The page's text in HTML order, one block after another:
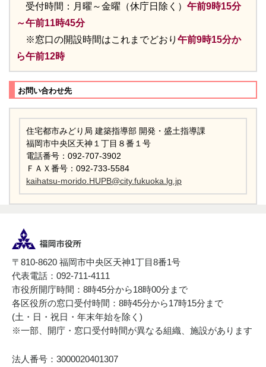
受付時間：月曜～金曜（休庁日除く） 午前9時15分
～午前11時45分
※窓口の開設時間はこれまでどおり 午前9時15分か
ら午前12時
お問い合わせ先
住宅都市みどり局 建築指導部 開発・盛土指導課
福岡市中央区天神１丁目８番１号
電話番号：092-707-3902
ＦＡＸ番号：092-733-5584
kaihatsu-morido.HUPB@city.fukuoka.lg.jp
〒810-8620 福岡市中央区天神1丁目8番1号
代表電話：092-711-4111
市役所開庁時間：8時45分から18時00分まで
各区役所の窓口受付時間：8時45分から17時15分まで
(土・日・祝日・年末年始を除く)
※一部、開庁・窓口受付時間が異なる組織、施設があります
法人番号：3000020401307